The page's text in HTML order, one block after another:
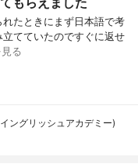
たときにまず日本語で考
てていたのですぐに返せ
る
ングリッシュアカデミー)